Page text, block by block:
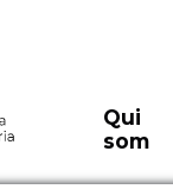
Qui
som